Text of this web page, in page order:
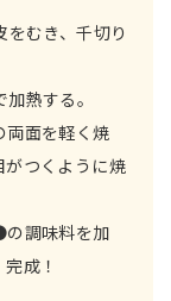
むき、千切り
熱する。
両面を軽く焼
がつくように焼
調味料を加
成！